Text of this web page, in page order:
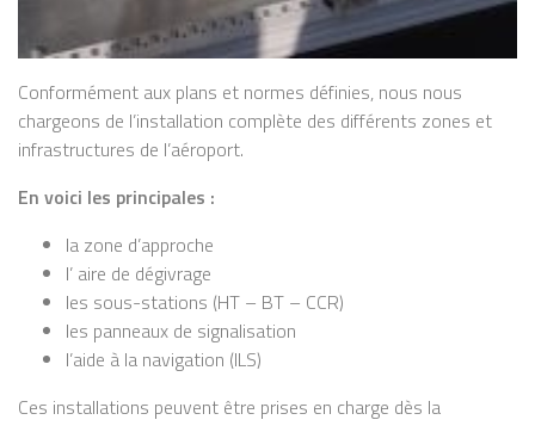
Conformément aux plans et normes définies, nous nous
chargeons de l’installation complète des différents zones et
infrastructures de l’aéroport.
En voici les principales :
la zone d’approche
l’ aire de dégivrage
les sous-stations (HT – BT – CCR)
les panneaux de signalisation
l’aide à la navigation (ILS)
Ces installations peuvent être prises en charge dès la